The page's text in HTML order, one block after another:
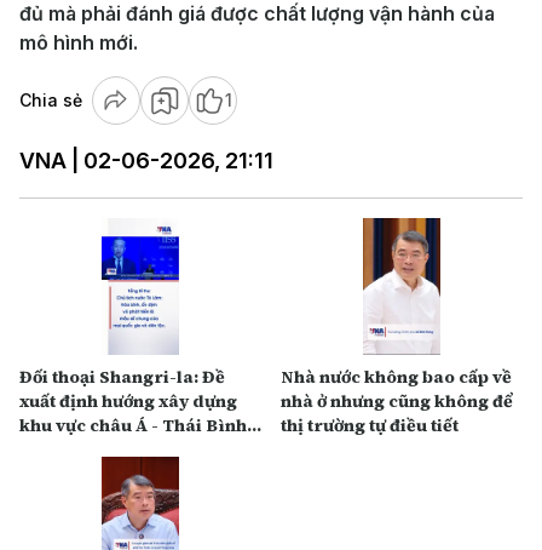
đủ mà phải đánh giá được chất lượng vận hành của
mô hình mới.
Chia sẻ 1
VNA | 02-06-2026, 21:11
Đối thoại Shangri-la: Đề
xuất định hướng xây dựng
khu vực châu Á - Thái Bình
Nhà nước không bao cấp về
nhà ở nhưng cũng không để
thị trường tự điều tiết